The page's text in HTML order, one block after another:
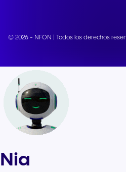
© 2026 - NFON | Todos los derechos